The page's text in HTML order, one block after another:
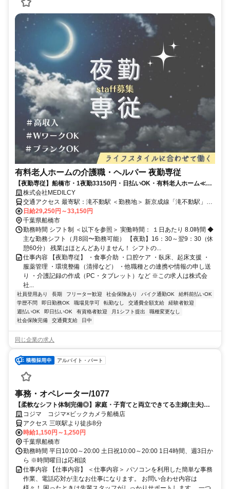
有料老人ホームの介護職・ヘルパー 夜勤専従
【夜勤専従】船橋市・1夜勤33150円・日払いOK・有料老人ホーム≪派
遣介護≫
株式会社MEDILCY
交通アクセス 最寄駅：滝不動駅 ＜勤務地＞ 新京成線「滝不動駅」よ
り徒歩約4分 ※バイク通勤可能！車通勤可能！
日給29,250円～33,150円
千葉県船橋市
勤務時間 シフト制 ＜以下を参照＞ 実働時間： １日あたり 8.0時間 ◆
主な勤務シフト（月8回〜勤務可能） 【夜勤】16：30～翌9：30（休
憩60分） 残業はほとんどありません！ シフトの...
仕事内容 【夜勤専従】 ・食事介助 ・口腔ケア ・臥床、起床支援 ・
服薬管理 ・環境整備（清掃など） ・他職種との連携や情報の申し送
り ・介護記録の作成（PC・タブレット）など ※この求人は株式会
社...
社員登用あり 長期 フリーター歓迎 社会保険あり バイク通勤OK
給料前払いOK
学歴不問
即日勤務OK 職場見学可 転勤なし 交通費全額支給
経験者歓迎
週払いOK
即日払いOK 有資格者歓迎 月1シフト提出
職種変更なし
社会保険完備
交通費支給 日中
同じ企業の求人
アルバイト・パート
事務・オペレーター/1077
【柔軟なシフト体制完備◎】家庭・子育てと両立できてる主婦(主夫)の
方活躍中！働きやすい職場環境♪
コジマ コジマ×ビックカメラ船橋店
アクセス 三咲駅より徒歩8分
時給1,150円～1,250円
千葉県船橋市
勤務時間 平日10:00～20:00 土日祝10:00～20:00 1日4時間、週3日か
ら ※時間曜日は応相談
仕事内容 【仕事内容】 ＜仕事内容＞ パソコンを利用した簡単な事務
作業、電話応対が主なお仕事になります。 お問い合わせ内容は